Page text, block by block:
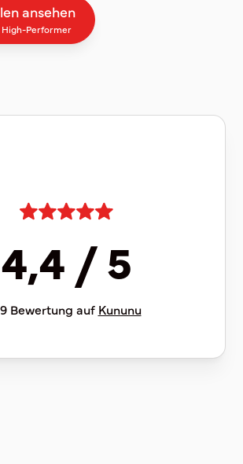
ansehen
Performer
4,4 / 5
Bewertung auf Kununu